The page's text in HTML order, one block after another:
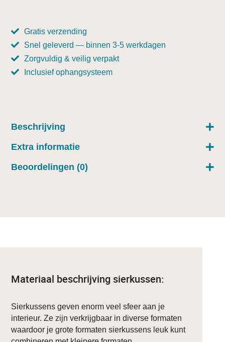
Gratis verzending
Snel geleverd — binnen 3-5 werkdagen
Zorgvuldig & veilig verpakt
Inclusief ophangsysteem
Beschrijving
Extra informatie
Beoordelingen (0)
Materiaal beschrijving sierkussen:
Sierkussens geven enorm veel sfeer aan je
interieur. Ze zijn verkrijgbaar in diverse formaten
waardoor je grote formaten sierkussens leuk kunt